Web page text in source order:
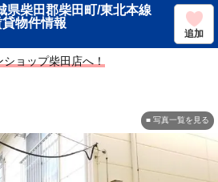
柴田郡柴田町/東北本線
物件情報
追加
ョップ柴田店へ！
■ 写真一覧を見る